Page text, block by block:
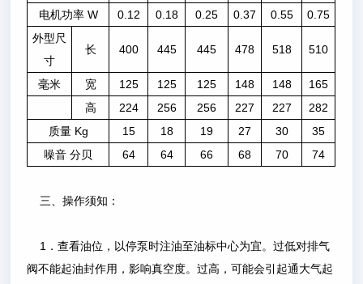
电机功率 W
0.12 0.18 0.25 0.37 0.55
0.75
外型尺
寸
长 400 445 445 478 518 510
毫米 宽 125 125 125 148 148
165
高
224 256 256 227 227
282
质量 Kg
15 18 19 27 30
35
噪音 分贝
64 64 66 68 70 74
三、操作须知：
1．查看油位，以停泵时注油至油标中心为宜。过低对排气
阀不能起油封作用，影响真空度。过高，可能会引起通大气起